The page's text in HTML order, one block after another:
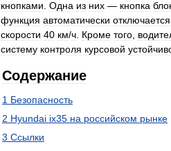
кнопками Одна из них — кнопка
функция автоматически отключается
скорости 40 км/ч Кроме того
систему контроля курсовой
Содержание
1 Безопасность
2 Hyundai ix35 на российском рынке
3 Ссылки